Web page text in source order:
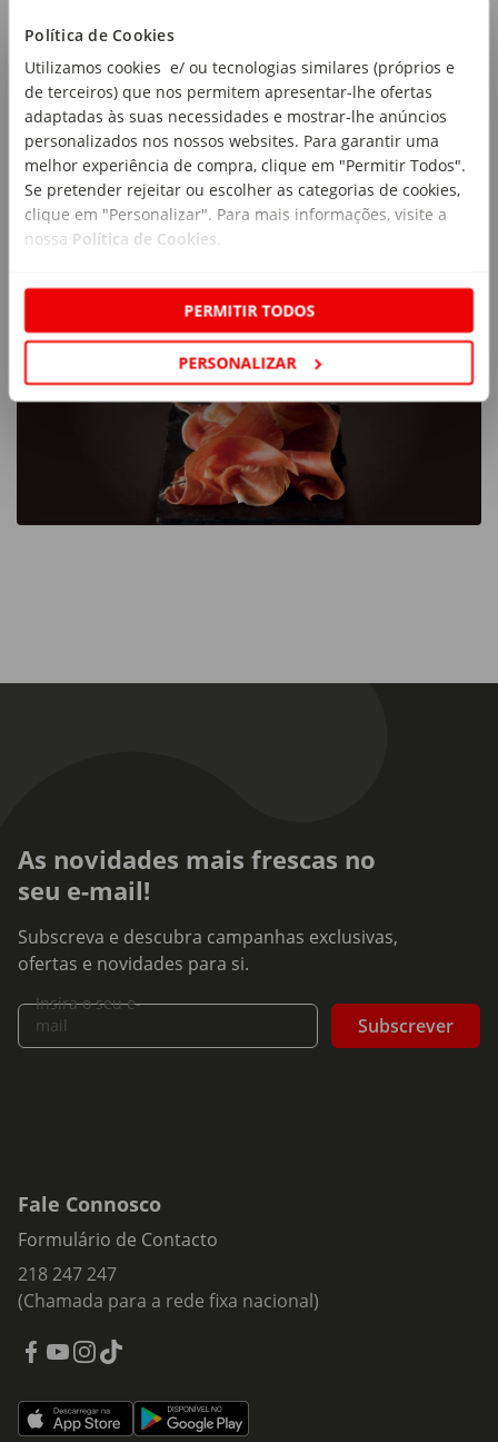
Política de Cookies
Utilizamos cookies e/ ou tecnologias similares (próprios e
de terceiros) que nos permitem apresentar-lhe ofertas
adaptadas às suas necessidades e mostrar-lhe anúncios
personalizados nos nossos websites. Para garantir uma
melhor experiência de compra, clique em "Permitir Todos".
Se pretender rejeitar ou escolher as categorias de cookies,
clique em "Personalizar". Para mais informações, visite a
nossa Política de Cookies.
PERMITIR TODOS
PERSONALIZAR
As novidades mais frescas no
seu e-mail!
Subscreva e descubra campanhas exclusivas,
ofertas e novidades para si.
Insira o seu e-
mail
Subscrever
Fale Connosco
Formulário de Contacto
218 247 247
(Chamada para a rede fixa nacional)